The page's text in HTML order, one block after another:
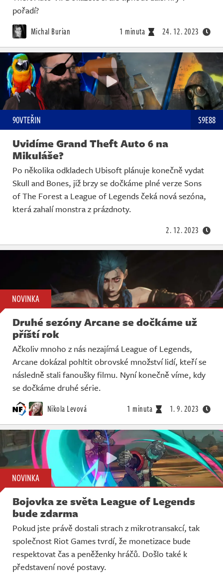
pořadí?
Michal Burian 1 minuta 24. 12. 2023
90VTEŘIN S9E88
Uvidíme Grand Theft Auto 6 na
Mikuláše?
Po několika odkladech Ubisoft plánuje konečně vydat
Skull and Bones, již brzy se dočkáme plné verze Sons
of The Forest a League of Legends čeká nová sezóna,
která zahalí monstra z prázdnoty.
2. 12. 2023
NOVINKA
Druhé sezóny Arcane se dočkáme už
příští rok
Ačkoliv mnoho z nás nezajímá League of Legends,
Arcane dokázal pohltit obrovské množství lidí, kteří se
následně stali fanoušky filmu. Nyní konečně víme, kdy
se dočkáme druhé série.
Nikola Levová 1 minuta 1. 9. 2023
NOVINKA
Bojovka ze světa League of Legends
bude zdarma
Pokud jste právě dostali strach z mikrotransakcí, tak
společnost Riot Games tvrdí, že monetizace bude
respektovat čas a peněženky hráčů. Došlo také k
představení nové postavy.